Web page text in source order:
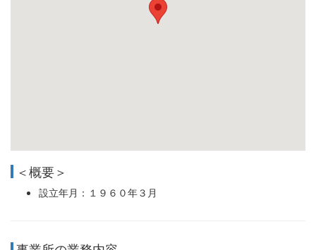
＜概要＞
設立年月：１９６０年３月